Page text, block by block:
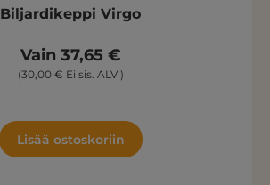
Biljardikeppi Virgo
Vain 37,65 €
(30,00 € Ei sis. ALV )
Lisää ostoskoriin